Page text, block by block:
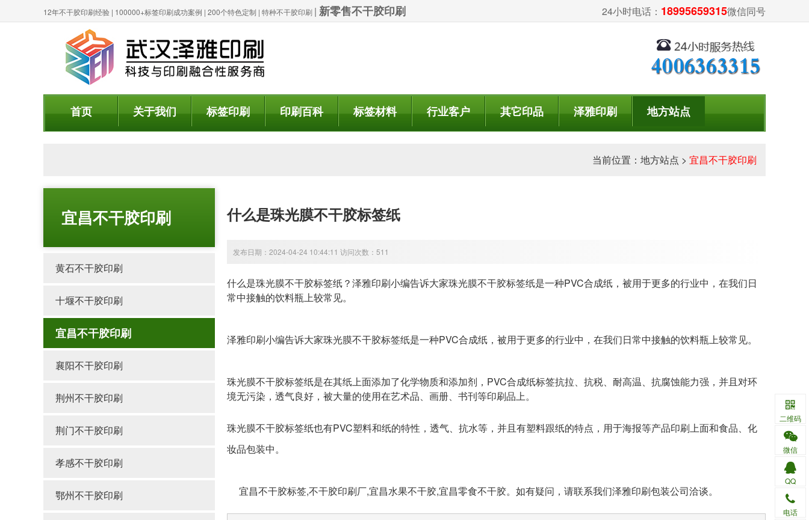
12年不干胶印刷经验 | 100000+标签印刷成功案例 | 200个特色定制 | 特种不干胶印刷 | 新零售不干胶印刷 24小时电话： 18995659315微信同号
首页 关于我们 标签印刷 印刷百科 标签材料 行业客户 其它印品 泽雅印刷 地方站点
当前位置： 地方站点 > 宜昌不干胶印刷
宜昌不干胶印刷
黄石不干胶印刷
十堰不干胶印刷
宜昌不干胶印刷
襄阳不干胶印刷
荆州不干胶印刷
荆门不干胶印刷
孝感不干胶印刷
鄂州不干胶印刷
什么是珠光膜不干胶标签纸
发布日期：2024-04-24 10:44:11 访问次数：511
什么是珠光膜不干胶标签纸？泽雅印刷小编告诉大家珠光膜不干胶标签纸是一种PVC合成纸，被用于更多的行业中，在我们日
常中接触的饮料瓶上较常见。
泽雅印刷小编告诉大家珠光膜不干胶标签纸是一种PVC合成纸，被用于更多的行业中，在我们日常中接触的饮料瓶上较常见。
珠光膜不干胶标签纸是在其纸上面添加了化学物质和添加剂，PVC合成纸标签抗拉、抗税、耐高温、抗腐蚀能力强，并且对环
境无污染，透气良好，被大量的使用在艺术品、画册、书刊等印刷品上。
珠光膜不干胶标签纸也有PVC塑料和纸的特性，透气、抗水等，并且有塑料跟纸的特点，用于海报等产品印刷上面和食品、化
妆品包装中。
宜昌不干胶标签,不干胶印刷厂,宜昌水果不干胶,宜昌零食不干胶。如有疑问，请联系我们泽雅印刷包装公司洽谈。
二维码
微信
QQ
电话